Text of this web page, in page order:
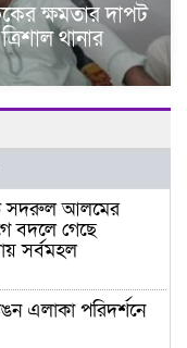
ক্ষমতার দাপট
থানার
সদরুল আলমের
বদলে গেছে
সর্বমহল
এলাকা পরিদর্শনে